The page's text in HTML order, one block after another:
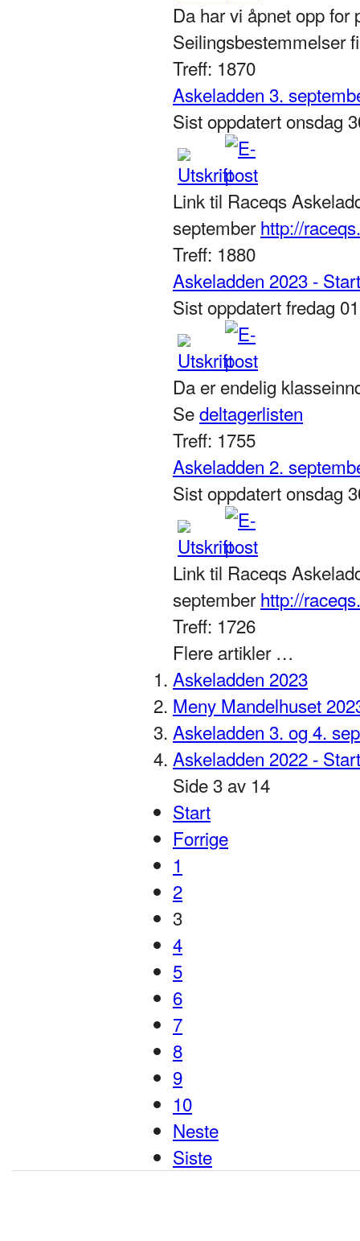
Da har vi åpnet opp
Seilingsbestemmelser
Treff: 1870
Askeladden 3.
Sist oppdatert onsdag
Link til Raceqs
septemberhttp://
Treff: 1880
Askeladden 2023 -
Sist oppdatert fredag
Da er endelig
Sedeltagerlisten
Treff: 1755
Askeladden 2.
Sist oppdatert onsdag
Link til Raceqs
septemberhttp://
Treff: 1726
Flere artikler …
Askeladden 2023
Meny Mandelhuset
Askeladden 3. og 4.
Askeladden 2022 -
Side 3 av 14
Start
Forrige
1
2
3
4
5
6
7
8
9
10
Neste
Siste